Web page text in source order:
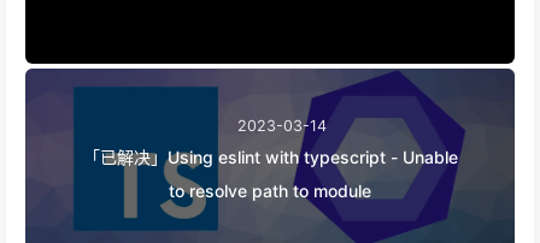
2023-03-14
「已解决」Using eslint with typescript - Unable
to resolve path to module